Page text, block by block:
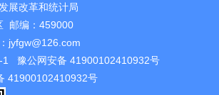
展改革和统计局
邮编：459000
jyfgw@126.com
豫公网安备 41900102410932号
41900102410932号